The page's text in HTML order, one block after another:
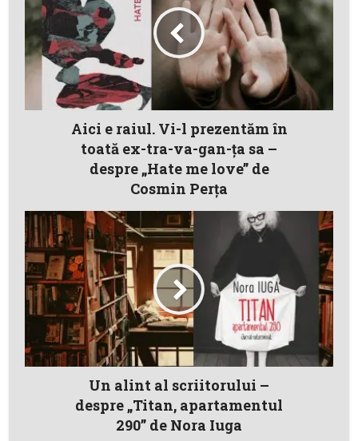
Aici e raiul. Vi-l prezentăm în
toată ex-tra-va-gan-ța sa –
despre „Hate me love” de
Cosmin Perța
Un alint al scriitorului –
despre „Titan, apartamentul
290” de Nora Iuga